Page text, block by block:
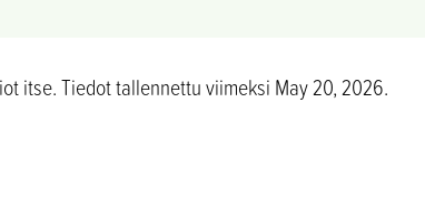
itse. Tiedot tallennettu viimeksi May 20, 2026.